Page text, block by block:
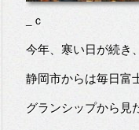
_ｃ
今年、寒い日が続き
静岡市からは毎日富
グランシップから見